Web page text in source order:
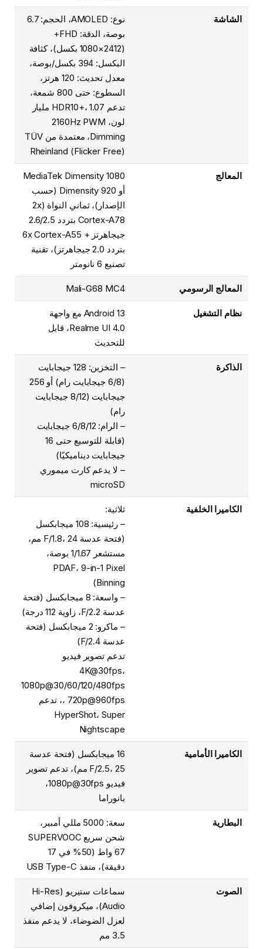
الشاشة
نوع: AMOLED، الحجم: 6.7
بوصة، الدقة: FHD+
(1080×2412 بكسل)، كثافة
البكسل: 394 بكسل/بوصة،
معدل تحديث: 120 هرتز،
السطوع: حتى 800 شمعة،
تدعم HDR10+، 1.07 مليار
لون، 2160Hz PWM
Dimming، معتمدة من TÜV
Rheinland (Flicker Free)
المعالج
MediaTek Dimensity 1080
أو Dimensity 920 (حسب
الإصدار)، ثماني النواة (2x
Cortex-A78 بتردد 2.6/2.5
جيجاهرتز + 6x Cortex-A55
بتردد 2.0 جيجاهرتز)، تقنية
تصنيع 6 نانومتر
المعالج الرسومي Mali-G68 MC4
نظام التشغيل
Android 13 مع واجهة
Realme UI 4.0، قابل
للتحديث
الذاكرة
– التخزين: 128 جيجابايت
(6/8 جيجابايت رام) أو 256
جيجابايت (8/12 جيجابايت
رام)
– الرام: 6/8/12 جيجابايت
(قابلة للتوسيع حتى 16
جيجابايت ديناميكيًا)
– لا يدعم كارت ميموري
microSD
الكاميرا الخلفية
ثلاثية:
– رئيسية: 108 ميجابكسل
(فتحة عدسة F/1.8، 24 مم،
مستشعر 1/1.67 بوصة،
PDAF، 9-in-1 Pixel
Binning)
– واسعة: 8 ميجابكسل (فتحة
عدسة F/2.2، زاوية 112 درجة)
– ماكرو: 2 ميجابكسل (فتحة
عدسة F/2.4)
تدعم تصوير فيديو
4K@30fps،
1080p@30/60/120/480fps
، 720p@960fps، تدعم
HyperShot، Super
Nightscape
الكاميرا الأمامية
16 ميجابكسل (فتحة عدسة
F/2.5، 25 مم)، تدعم تصوير
فيديو 1080p@30fps،
بانوراما
البطارية
سعة: 5000 مللي أمبير،
شحن سريع SUPERVOOC
67 واط (50% في 17
دقيقة)، منفذ USB Type-C
الصوت
سماعات ستيريو (Hi-Res
Audio)، ميكروفون إضافي
لعزل الضوضاء، لا يدعم منفذ
3.5 مم